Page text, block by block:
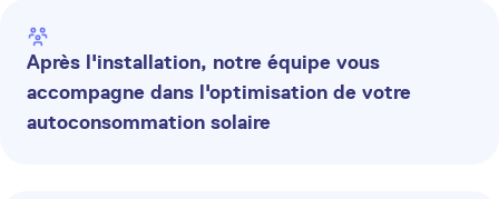
Après l'installation, notre équipe vous
accompagne dans l'optimisation de votre
autoconsommation solaire